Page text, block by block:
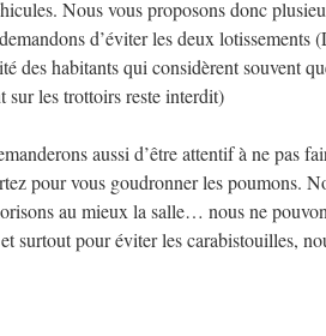
Nous vous proposons donc
d’éviter les deux
des habitants qui considèrent souvent
sur les trottoirs reste interdit)
aussi d’être attentif à ne pas
pour vous goudronner les poumons.
au mieux la salle… nous ne
surtout pour éviter les carabistouilles,